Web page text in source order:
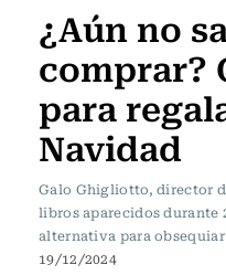
¿Aún no
comprar?
para
Navidad
Galo Ghigliotto, director
libros aparecidos durante
alternativa para
19/12/2024